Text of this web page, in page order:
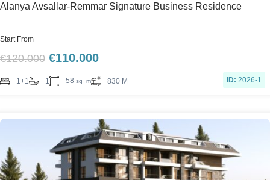
Alanya Avsallar-Remmar Signature Business Residence
Start From
€120.000 €110.000
1+1 1 58 sq_m 830 M ID: 2026-1